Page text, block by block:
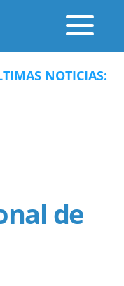
NOTICIAS:
de